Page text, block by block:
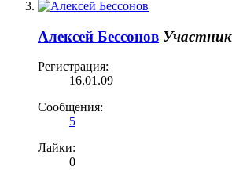
Алексей Бессонов Участник
Регистрация:
16.01.09
Сообщения:
5
Лайки:
0